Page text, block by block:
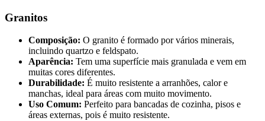
Granitos
Composição: O granito é formado por vários minerais,
incluindo quartzo e feldspato.
Aparência: Tem uma superfície mais granulada e vem em
muitas cores diferentes.
Durabilidade: É muito resistente a arranhões, calor e
manchas, ideal para áreas com muito movimento.
Uso Comum: Perfeito para bancadas de cozinha, pisos e
áreas externas, pois é muito resistente.